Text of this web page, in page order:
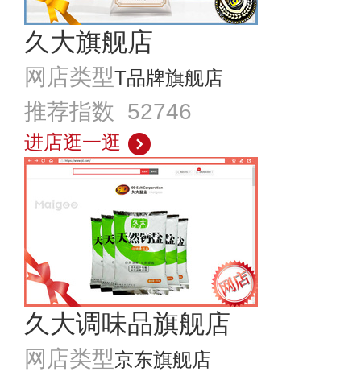
久大旗舰店
网店类型T品牌旗舰店
推荐指数 52746
进店逛一逛
久大调味品旗舰店
网店类型京东旗舰店